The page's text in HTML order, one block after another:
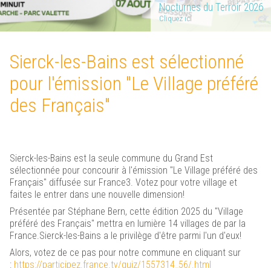
Nocturnes du Terroir 2026
Cliquez ici
Renaissance du
Château des Ducs de Lorraine
Cliquez ici
Sierck-les-Bains est sélectionné
pour l'émission "Le Village préféré
des Français"
Sierck-les-Bains est la seule commune du Grand Est
sélectionnée pour concourir à l'émission "Le Village préféré des
Français" diffusée sur France3. Votez pour votre village et
faites le entrer dans une nouvelle dimension!
Présentée par Stéphane Bern, cette édition 2025 du "Village
préféré des Français" mettra en lumière 14 villages de par la
France.Sierck-les-Bains a le privilège d'être parmi l'un d'eux!
Alors, votez de ce pas pour notre commune en cliquant sur
: https://participez.france.tv/quiz/1557314_56/.html